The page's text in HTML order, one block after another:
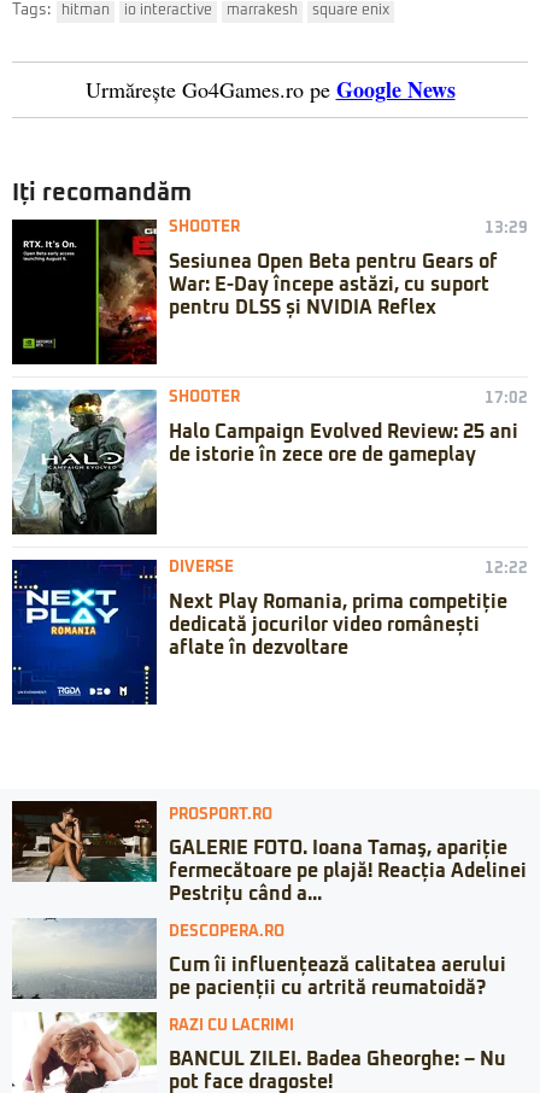
Tags: hitman io interactive marrakesh square enix
Urmărește Go4Games.ro pe Google News
Iți recomandăm
SHOOTER 13:29
Sesiunea Open Beta pentru Gears of
War: E-Day începe astăzi, cu suport
pentru DLSS și NVIDIA Reflex
SHOOTER 17:02
Halo Campaign Evolved Review: 25 ani
de istorie în zece ore de gameplay
DIVERSE 12:22
Next Play Romania, prima competiție
dedicată jocurilor video românești
aflate în dezvoltare
PROSPORT.RO
GALERIE FOTO. Ioana Tamaş, apariție
fermecătoare pe plajă! Reacția Adelinei
Pestrițu când a...
DESCOPERA.RO
Cum îi influențează calitatea aerului
pe pacienții cu artrită reumatoidă?
RAZI CU LACRIMI
BANCUL ZILEI. Badea Gheorghe: – Nu
pot face dragoste!